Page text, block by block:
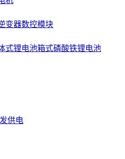
变器数控模块
式锂电池箱式磷酸铁锂电池
供电